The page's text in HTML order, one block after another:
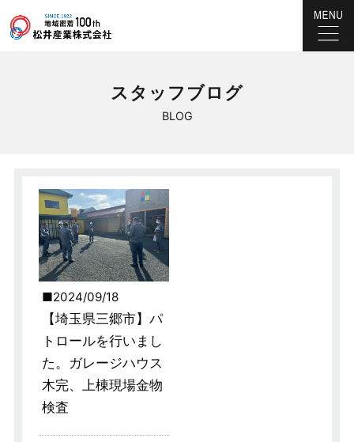
BLOG
スタッフブログ
2024/09/18
【埼玉県三郷市】パ
トロールを行いまし
た。ガレージハウス
木完、上棟現場金物
検査